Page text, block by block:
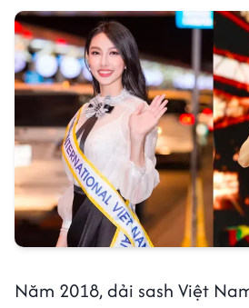
Năm 2018, dải sash Việt